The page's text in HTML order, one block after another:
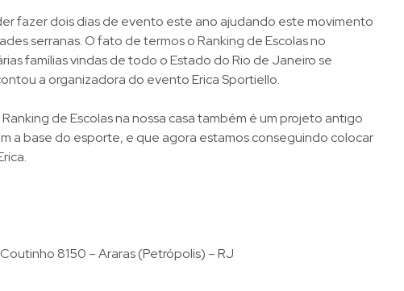
fazer dois dias de evento este ano ajudando este movimento
serranas. O fato de termos o Ranking de Escolas no
famílias vindas de todo o Estado do Rio de Janeiro se
a organizadora do evento Erica Sportiello.
de Escolas na nossa casa também é um projeto antigo
a base do esporte, e que agora estamos conseguindo colocar
8150 – Araras (Petrópolis) – RJ